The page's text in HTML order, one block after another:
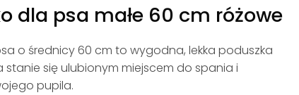
dla psa małe 60 cm różowe
o średnicy 60 cm to wygodna, lekka poduszka
stanie się ulubionym miejscem do spania i
pupila.